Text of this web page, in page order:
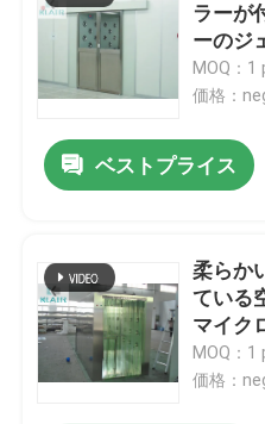
ラーが
ーのジ
のクリ
MOQ：1
価格：
ベストプライス
柔らか
ている
マイク
ラー
MOQ：1
価格：